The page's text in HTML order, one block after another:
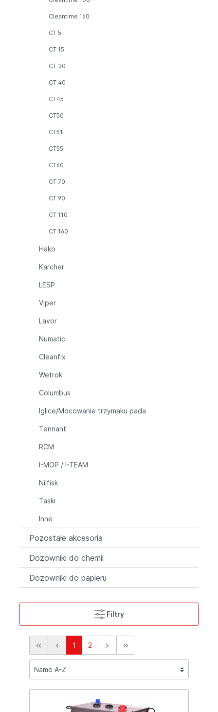
Cleantime 160
CT 5
CT 15
CT 30
CT 40
CT45
CT50
CT51
CT55
CT60
CT 70
CT 90
CT 110
CT 160
Hako
Karcher
LESP
Viper
Lavor
Numatic
Cleanfix
Wetrok
Columbus
Iglice/Mocowanie trzymaku pada
Tennant
RCM
I-MOP / I-TEAM
Nilfisk
Taski
Inne
Pozostałe akcesoria
Dozowniki do chemii
Dozowniki do papieru
Filtry
1 2